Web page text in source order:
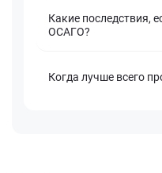
Какие последствия,
ОСАГО?
Когда лучше всего